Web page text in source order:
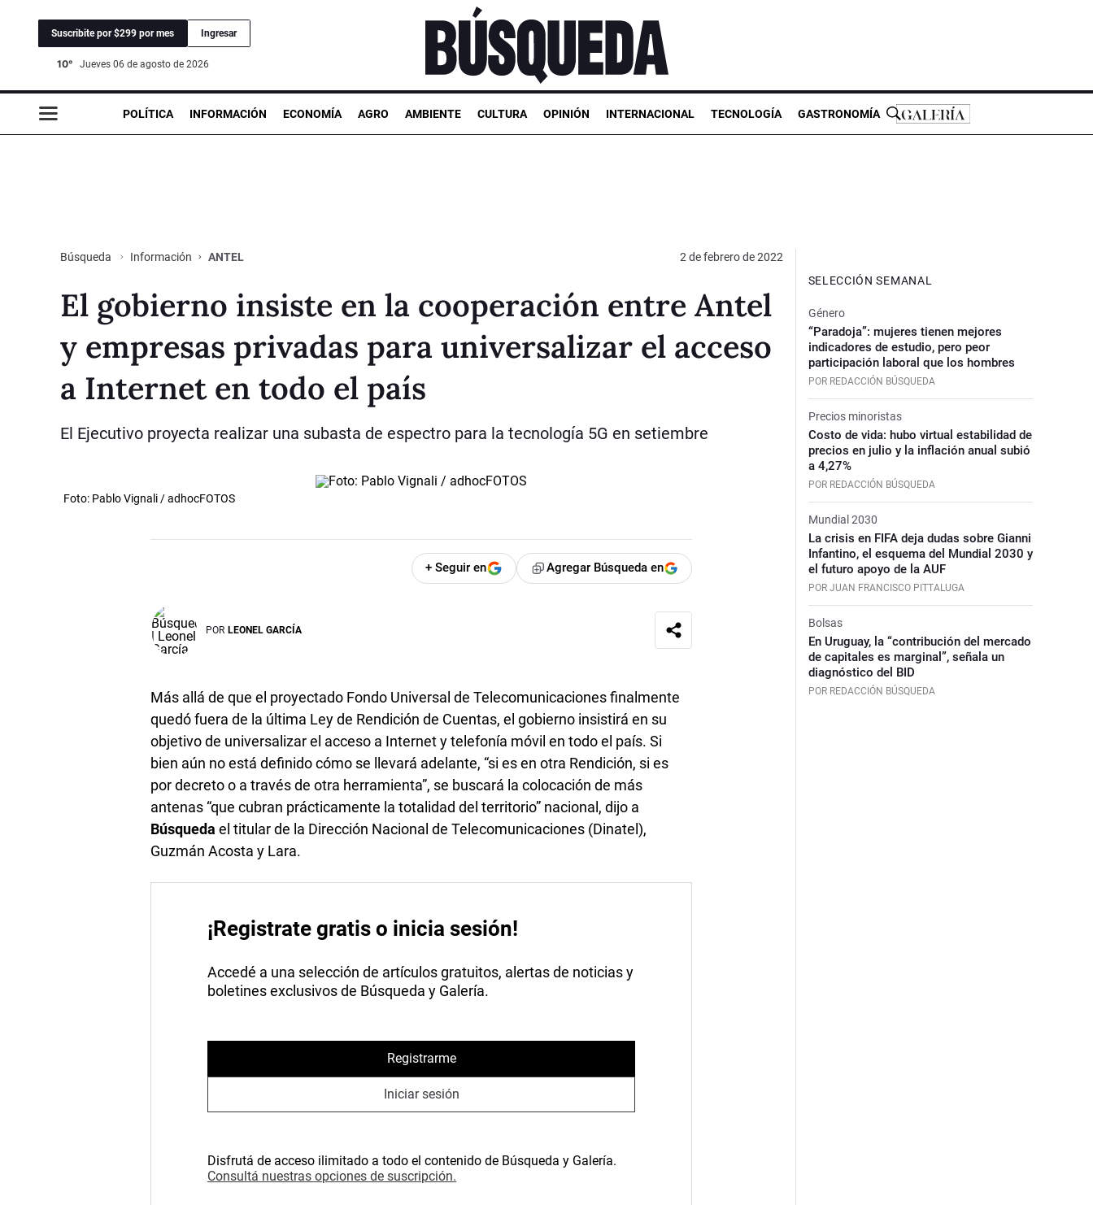
Suscribite por $299 por mes Ingresar
10° jueves 06 de agosto de 2026
POLÍTICA INFORMACIÓN ECONOMÍA AGRO AMBIENTE CULTURA OPINIÓN INTERNACIONAL TECNOLOGÍA GASTRONOMÍA
Búsqueda Información ANTEL 2 de febrero de 2022
El gobierno insiste en la cooperación entre Antel
y empresas privadas para universalizar el acceso
a Internet en todo el país
El Ejecutivo proyecta realizar una subasta de espectro para la tecnología 5G en setiembre
Foto: Pablo Vignali / adhocFOTOS
+ Seguir en Agregar Búsqueda en
POR LEONEL GARCÍA
Más allá de que el proyectado Fondo Universal de Telecomunicaciones finalmente
quedó fuera de la última Ley de Rendición de Cuentas, el gobierno insistirá en su
objetivo de universalizar el acceso a Internet y telefonía móvil en todo el país. Si
bien aún no está definido cómo se llevará adelante, “si es en otra Rendición, si es
por decreto o a través de otra herramienta”, se buscará la colocación de más
antenas “que cubran prácticamente la totalidad del territorio” nacional, dijo a
Búsqueda el titular de la Dirección Nacional de Telecomunicaciones (Dinatel),
Guzmán Acosta y Lara.
¡Registrate gratis o inicia sesión!
Accedé a una selección de artículos gratuitos, alertas de noticias y
boletines exclusivos de Búsqueda y Galería.
Registrarme
Iniciar sesión
Disfrutá de acceso ilimitado a todo el contenido de Búsqueda y Galería.
Consultá nuestras opciones de suscripción.
SELECCIÓN SEMANAL
Género
“Paradoja”: mujeres tienen mejores
indicadores de estudio, pero peor
participación laboral que los hombres
POR REDACCIÓN BÚSQUEDA
Precios minoristas
Costo de vida: hubo virtual estabilidad de
precios en julio y la inflación anual subió
a 4,27%
POR REDACCIÓN BÚSQUEDA
Mundial 2030
La crisis en FIFA deja dudas sobre Gianni
Infantino, el esquema del Mundial 2030 y
el futuro apoyo de la AUF
POR JUAN FRANCISCO PITTALUGA
Bolsas
En Uruguay, la “contribución del mercado
de capitales es marginal”, señala un
diagnóstico del BID
POR REDACCIÓN BÚSQUEDA